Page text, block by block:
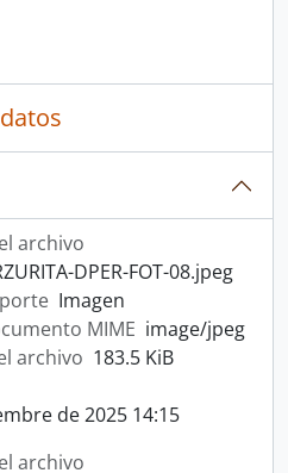
archivo
DPER-FOT-08.jpeg
Imagen
MIME image/jpeg
archivo 183.5 KiB
de 2025 14:15
archivo